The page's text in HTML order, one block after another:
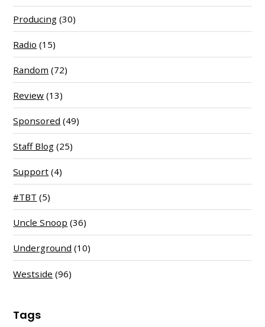
Producing (30)
Radio (15)
Random (72)
Review (13)
Sponsored (49)
Staff Blog (25)
Support (4)
#TBT (5)
Uncle Snoop (36)
Underground (10)
Westside (96)
Tags